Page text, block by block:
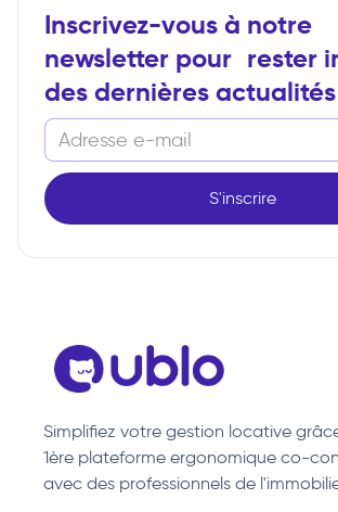
Inscrivez-vous à notre
newsletter pour rester
des dernières actualités
Simplifiez votre gestion locative
1ère plateforme ergonomique co-
avec des professionnels de